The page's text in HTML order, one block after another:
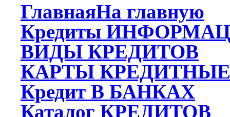
ГлавнаяНа главную
Кредиты
ВИДЫ КРЕДИТОВ
КАРТЫ КРЕДИТНЫЕ
Кредит В БАНКАХ
Каталог КРЕДИТОВ